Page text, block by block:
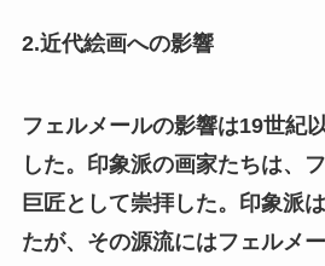
2.近代絵画への影響
フェルメールの影響は19世紀
した。印象派の画家たちは、
巨匠として崇拝した。印象派
たが、その源流にはフェルメ